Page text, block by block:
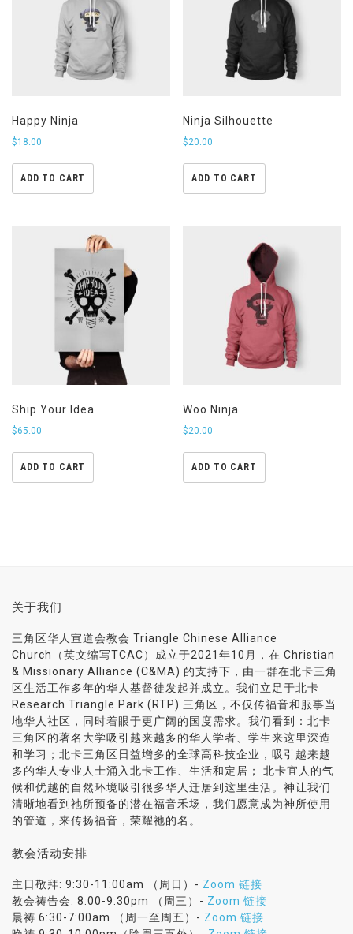
Happy Ninja
$18.00
ADD TO CART
Ninja Silhouette
$20.00
ADD TO CART
Ship Your Idea
$65.00
ADD TO CART
Woo Ninja
$20.00
ADD TO CART
关于我们
三角区华人宣道会教会 Triangle Chinese Alliance
Church（英文缩写TCAC）成立于2021年10月，在 Christian
& Missionary Alliance (C&MA) 的支持下，由一群在北卡三角
区生活工作多年的华人基督徒发起并成立。我们立足于北卡
Research Triangle Park (RTP) 三角区，不仅传福音和服事当
地华人社区，同时着眼于更广阔的国度需求。我们看到：北卡
三角区的著名大学吸引越来越多的华人学者、学生来这里深造
和学习；北卡三角区日益增多的全球高科技企业，吸引越来越
多的华人专业人士涌入北卡工作、生活和定居； 北卡宜人的气
候和优越的自然环境吸引很多华人迁居到这里生活。神让我们
清晰地看到祂所预备的潜在福音禾场，我们愿意成为神所使用
的管道，来传扬福音，荣耀祂的名。
教会活动安排
主日敬拜: 9:30-11:00am （周日）- Zoom 链接
教会祷告会: 8:00-9:30pm （周三）- Zoom 链接
晨祷 6:30-7:00am （周一至周五）- Zoom 链接